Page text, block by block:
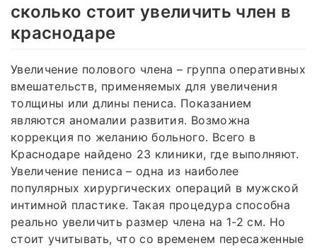
сколько стоит увеличить член в
краснодаре
Увеличение полового члена – группа оперативных
вмешательств, применяемых для увеличения
толщины или длины пениса. Показанием
являются аномалии развития. Возможна
коррекция по желанию больного. Всего в
Краснодаре найдено 23 клиники, где выполняют.
Увеличение пениса – одна из наиболее
популярных хирургических операций в мужской
интимной пластике. Такая процедура способна
реально увеличить размер члена на 1-2 см. Но
стоит учитывать, что со временем пересаженные